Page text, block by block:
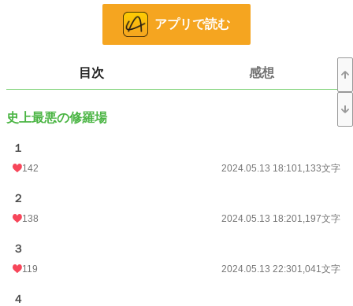
その愛は娘だけでなくシオンにも向けられ、不自然なほどの好意を前に戸惑うば
しかし、その娘の出生には秘密があって……
24h.ポイント
更新日時
初回公開日時
アプリで読む
目次 感想
史上最悪の修羅場
１
142 2024.05.13 18:101,133文字
２
138 2024.05.13 18:201,197文字
３
119 2024.05.13 22:301,041文字
４